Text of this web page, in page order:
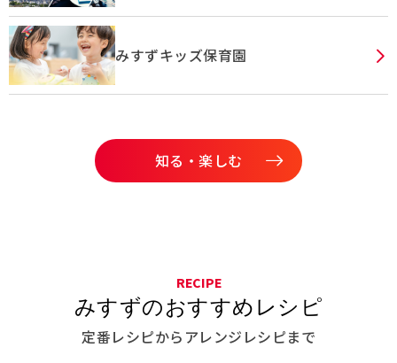
みすずキッズ保育園
知る・楽しむ
RECIPE
みすずのおすすめレシピ
定番レシピからアレンジレシピまで